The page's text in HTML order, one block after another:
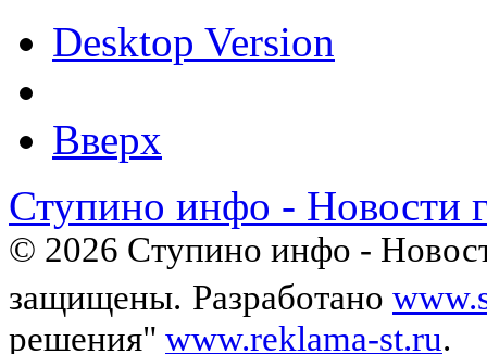
Desktop Version
Вверх
Ступино инфо - Новости
© 2026 Ступино инфо -
защищены. Разработано
решения" www.reklama-st.ru.